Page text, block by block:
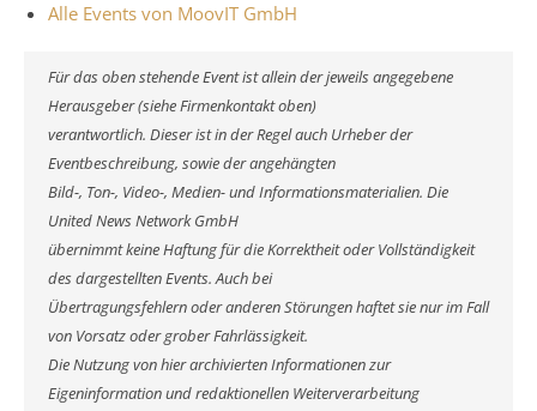
Alle Events von MoovIT GmbH
Für das oben stehende Event ist allein der jeweils angegebene
Herausgeber (siehe Firmenkontakt oben)
verantwortlich. Dieser ist in der Regel auch Urheber der
Eventbeschreibung, sowie der angehängten
Bild-, Ton-, Video-, Medien- und Informationsmaterialien. Die
United News Network GmbH
übernimmt keine Haftung für die Korrektheit oder Vollständigkeit
des dargestellten Events. Auch bei
Übertragungsfehlern oder anderen Störungen haftet sie nur im Fall
von Vorsatz oder grober Fahrlässigkeit.
Die Nutzung von hier archivierten Informationen zur
Eigeninformation und redaktionellen Weiterverarbeitung